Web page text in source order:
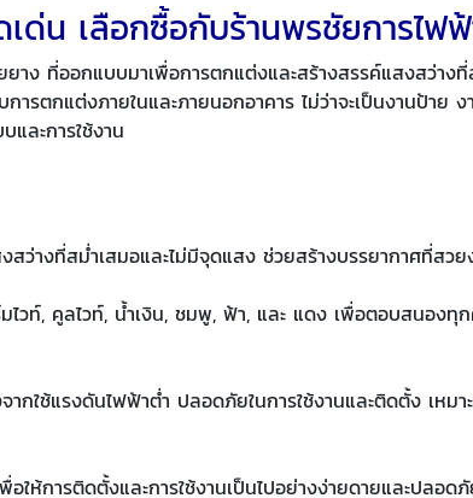
ด่น เลือกซื้อกับร้านพรชัยการไฟ
ง ที่ออกแบบมาเพื่อการตกแต่งและสร้างสรรค์แสงสว่าง
ารตกแต่งภายในและภายนอกอาคาร ไม่ว่าจะเป็นงานป้าย
ละการใช้งาน
สว่างที่สม่ำเสมอและไม่มีจุดแสง ช่วยสร้างบรรยากาศที่สว
วท์, คูลไวท์, น้ำเงิน, ชมพู, ฟ้า, และ แดง เพื่อตอบสนองทุก
กใช้แรงดันไฟฟ้าต่ำ ปลอดภัยในการใช้งานและติดตั้ง เหมา
ห้การติดตั้งและการใช้งานเป็นไปอย่างง่ายดายและปลอด